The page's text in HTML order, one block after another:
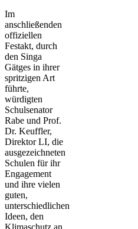
Im
anschließenden
offiziellen
Festakt, durch
den Singa
Gätges in ihrer
spritzigen Art
führte,
würdigten
Schulsenator
Rabe und Prof.
Dr. Keuffler,
Direktor LI, die
ausgezeichneten
Schulen für ihr
Engagement
und ihre vielen
guten,
unterschiedlichen
Ideen, den